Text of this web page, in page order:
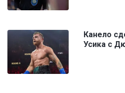
Канело
Усика с